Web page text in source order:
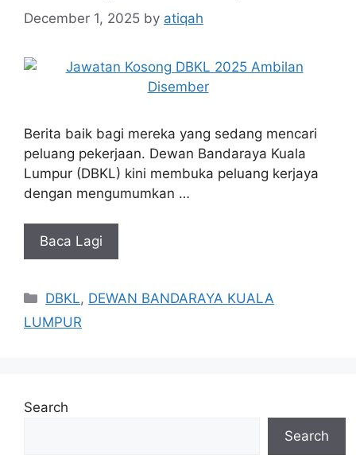
December 1, 2025 by atiqah
Berita baik bagi mereka yang sedang mencari
peluang pekerjaan. Dewan Bandaraya Kuala
Lumpur (DBKL) kini membuka peluang kerjaya
dengan mengumumkan …
Baca Lagi
Categories
DBKL, DEWAN BANDARAYA KUALA
LUMPUR
Search
Search